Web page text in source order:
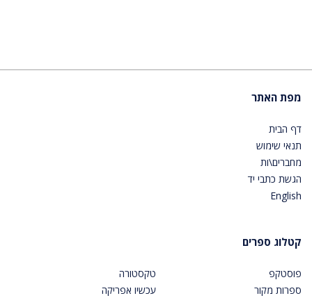
מפת האתר
דף הבית
תנאי שימוש
מחברים\ות
הגשת כתבי יד
English
קטלוג ספרים
פוסטקפ
ספרות מקור
טקסטורה
עכשיו אפריקה